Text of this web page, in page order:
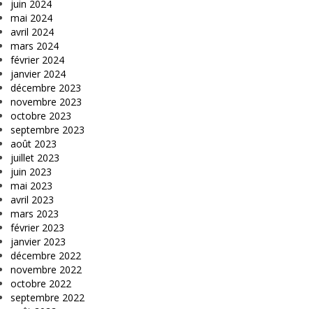
juin 2024
mai 2024
avril 2024
mars 2024
février 2024
janvier 2024
décembre 2023
novembre 2023
octobre 2023
septembre 2023
août 2023
juillet 2023
juin 2023
mai 2023
avril 2023
mars 2023
février 2023
janvier 2023
décembre 2022
novembre 2022
octobre 2022
septembre 2022